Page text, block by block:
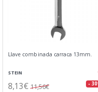
Llave combinada carraca 13mm.
STEIN
8,13€ 11,56€ -